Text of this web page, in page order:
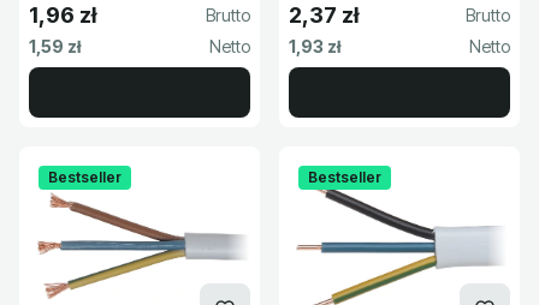
Cena brutto
1,96 zł
Cena netto
1,59 zł
Cena brutto
2,37 zł
Cena netto
1,93 zł
Bestseller Bestseller